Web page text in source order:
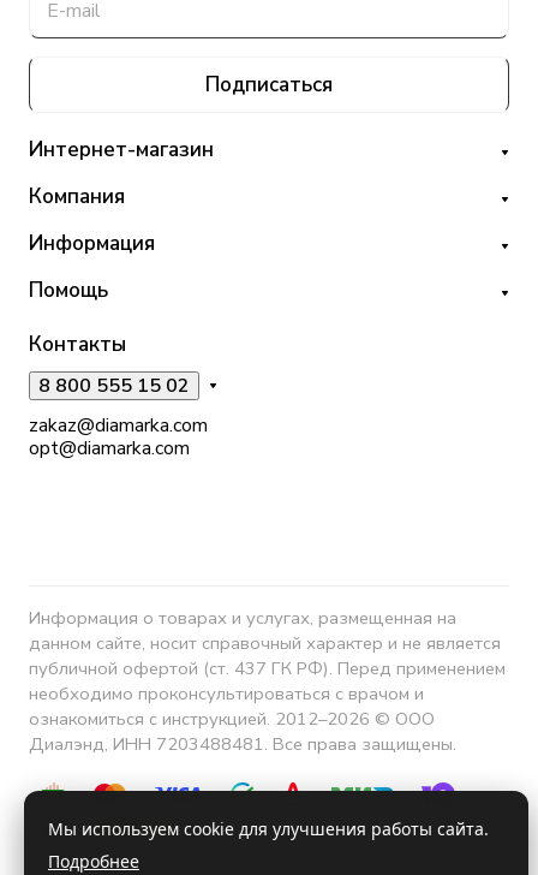
Подписаться
Интернет-магазин
Компания
Информация
Помощь
Контакты
8 800 555 15 02
zakaz@diamarka.com
opt@diamarka.com
Информация о товарах и услугах, размещенная на
данном сайте, носит справочный характер и не является
публичной офертой (ст. 437 ГК РФ). Перед применением
необходимо проконсультироваться с врачом и
ознакомиться с инструкцией. 2012–2026 © ООО
Диалэнд, ИНН 7203488481. Все права защищены.
Мы используем cookie для улучшения работы сайта.
Подробнее